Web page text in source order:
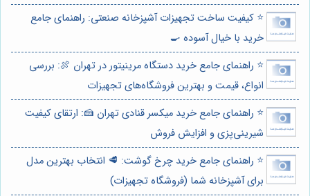
⭐️ کیفیت ساخت تجهیزات آشپزخانه صنعتی: راهنمای جامع
خرید با خیال آسوده 🍳
⭐️ راهنمای جامع خرید دستگاه مرینیتور در تهران 🍖: بررسی
انواع، قیمت و بهترین فروشگاه‌های تجهیزات
⭐️ راهنمای جامع خرید میکسر قنادی تهران 🍰: ارتقای کیفیت
شیرینی‌پزی و افزایش فروش
⭐️ راهنمای جامع خرید چرخ گوشت: 🥩 انتخاب بهترین مدل
برای آشپزخانه شما (فروشگاه تجهیزات)